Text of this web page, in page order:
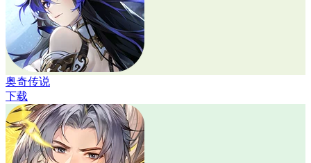
奥奇传说
下载